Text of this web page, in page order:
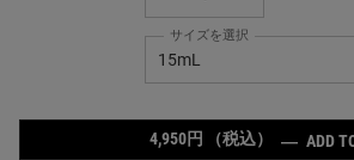
キールズ ミッドナイトボタニ
15mL
サイズを選択
4,950円 （税込） ― ADD